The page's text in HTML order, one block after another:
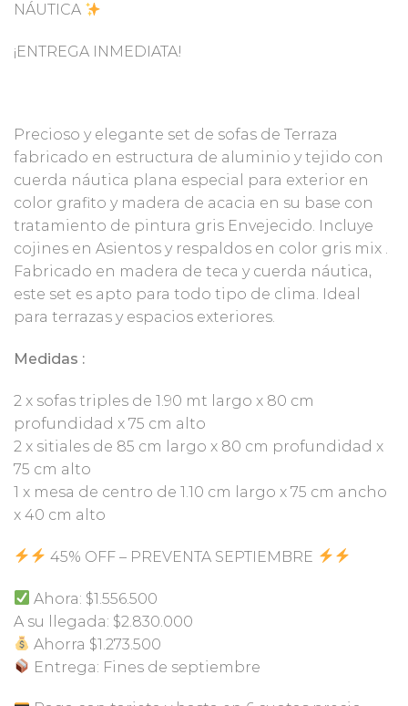
NÁUTICA
¡ENTREGA INMEDIATA!
Precioso y elegante set de sofas de Terraza
fabricado en estructura de aluminio y tejido con
cuerda náutica plana especial para exterior en
color grafito y madera de acacia en su base con
tratamiento de pintura gris Envejecido. Incluye
cojines en Asientos y respaldos en color gris mix .
Fabricado en madera de teca y cuerda náutica,
este set es apto para todo tipo de clima. Ideal
para terrazas y espacios exteriores.
Medidas :
2 x sofas triples de 1.90 mt largo x 80 cm
profundidad x 75 cm alto
2 x sitiales de 85 cm largo x 80 cm profundidad x
75 cm alto
1 x mesa de centro de 1.10 cm largo x 75 cm ancho
x 40 cm alto
45% OFF – PREVENTA SEPTIEMBRE
Ahora: $1.556.500
A su llegada: $2.830.000
Ahorra $1.273.500
Entrega: Fines de septiembre